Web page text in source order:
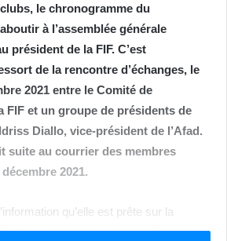
le chronogramme du
à l’assemblée générale
président de la FIF. C’est
de la rencontre d’échanges, le
2021 entre le Comité de
FIF et un groupe de présidents de
Diallo, vice-président de l’Afad.
suite au courrier des membres
2021.
qu’elle est prête sur la
fera une communication officielle à